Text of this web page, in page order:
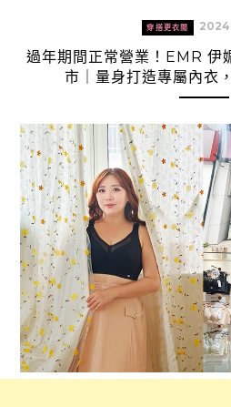
穿搭更衣間
過年期間正常營業！EMR 伊
市｜量身打造專屬內衣